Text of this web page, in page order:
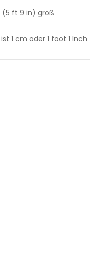
(5 ft 9 in) groß
1 cm oder 1 foot 1 Inch